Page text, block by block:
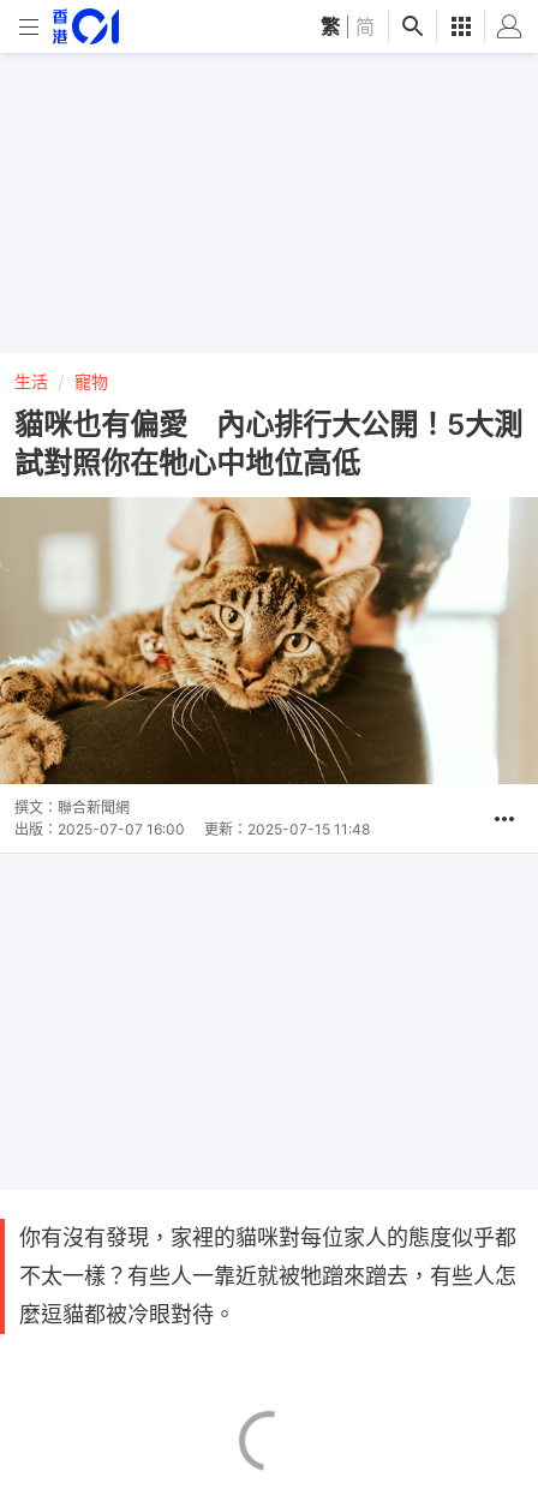
繁 简
生活 寵物
貓咪也有偏愛 內心排行大公開！5大測
試對照你在牠心中地位高低
撰文： 聯合新聞網
出版： 2025-07-07 16:00 更新： 2025-07-15 11:48
你有沒有發現，家裡的貓咪對每位家人的態度似乎都
不太一樣？有些人一靠近就被牠蹭來蹭去，有些人怎
麼逗貓都被冷眼對待。